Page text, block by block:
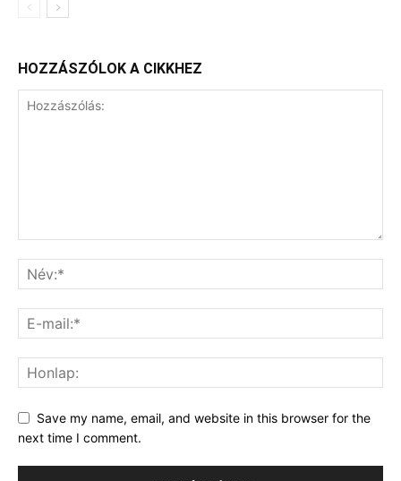
HOZZÁSZÓLOK A CIKKHEZ
Save my name, email, and website in this browser for the
next time I comment.